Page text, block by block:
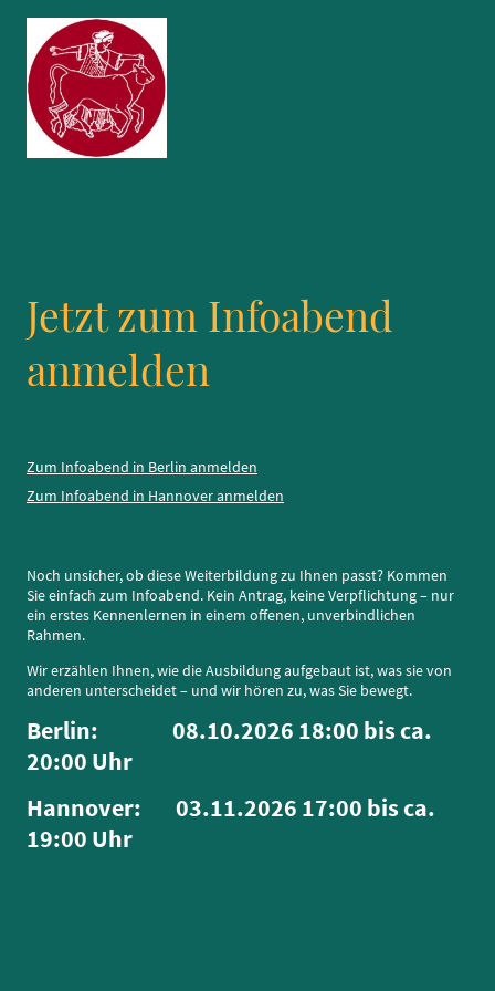
Jetzt zum Infoabend
anmelden
Zum Infoabend in Berlin anmelden
Zum Infoabend in Hannover anmelden
Noch unsicher, ob diese Weiterbildung zu Ihnen passt? Kommen
Sie einfach zum Infoabend. Kein Antrag, keine Verpflichtung – nur
ein erstes Kennenlernen in einem offenen, unverbindlichen
Rahmen.
Wir erzählen Ihnen, wie die Ausbildung aufgebaut ist, was sie von
anderen unterscheidet – und wir hören zu, was Sie bewegt.
Berlin: 08.10.2026 18:00 bis ca.
20:00 Uhr
Hannover: 03.11.2026 17:00 bis ca.
19:00 Uhr